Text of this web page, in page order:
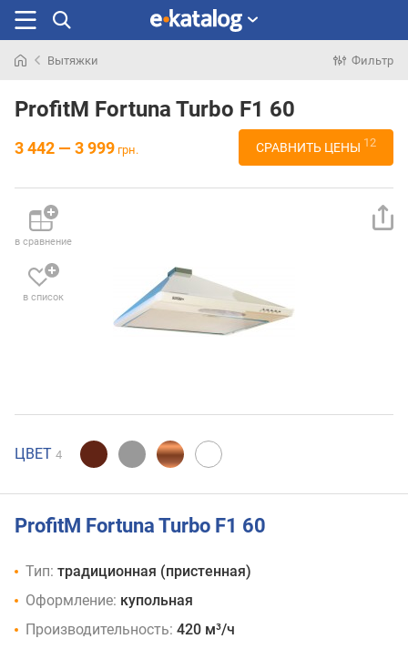
раньше
Вытяжки Фильтр
ProfitM Fortuna Turbo F1 60
3 442 — 3 999 грн. СРАВНИТЬ ЦЕНЫ 12
в сравнение
в список
ЦВЕТ 4
ProfitM Fortuna Turbo F1 60
Тип: традиционная (пристенная)
Оформление: купольная
Производительность: 420 м³/ч